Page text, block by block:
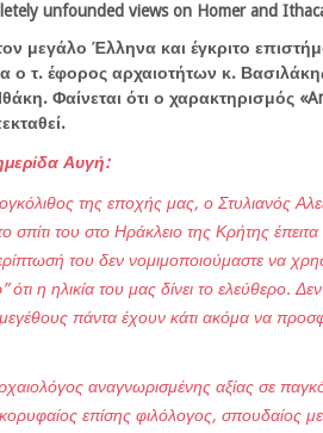
unfounded views on Homer and
μεγάλο Έλληνα και έγκριτο
ο τ. έφορος αρχαιοτήτων κ.
Φαίνεται ότι ο χαρακτηρισμός
Αυγή:
της εποχής μας, ο Στυλιανός
σπίτι του στο Ηράκλειο της Κρήτης
του δεν νομιμοποιούμαστε να
η ηλικία του μας δίνει το ελεύθερο.
πάντα έχουν κάτι ακόμα να
αναγνωρισμένης αξίας σε
επίσης φιλόλογος, σπουδαίος